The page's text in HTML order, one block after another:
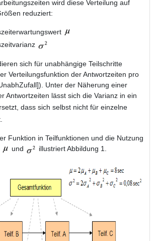
wird diese Verteilung auf
reduziert:
sich für unabhängige Teilschritte
Verteilungsfunktion der Antwortzeiten pro
Unter der Näherung einer
Antwortzeiten lässt sich die Varianz in ein
dass sich selbst nicht für einzelne
Funktion in Teilfunktionen und die Nutzung
und illustriert Abbildung 1.